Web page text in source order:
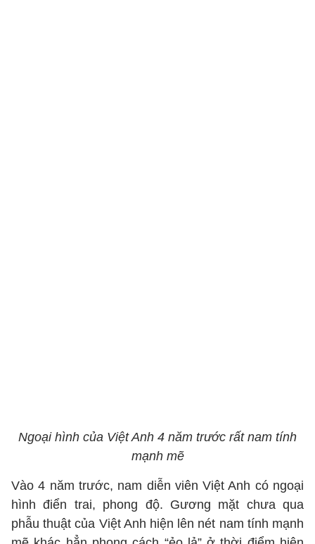
Ngoại hình của Việt Anh 4 năm trước rất nam tính
mạnh mẽ
Vào 4 năm trước, nam diễn viên Việt Anh có ngoại
hình điển trai, phong độ. Gương mặt chưa qua
phẫu thuật của Việt Anh hiện lên nét nam tính mạnh